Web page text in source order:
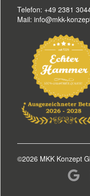
Telefon: +49 2381
Mail: info@mkk-
©2026 MKK Konzept